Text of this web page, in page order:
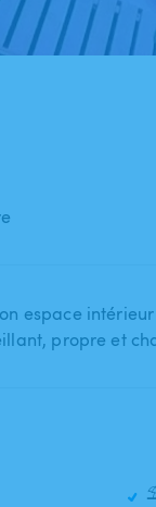
espace
propre et